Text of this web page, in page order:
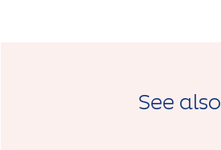
See also